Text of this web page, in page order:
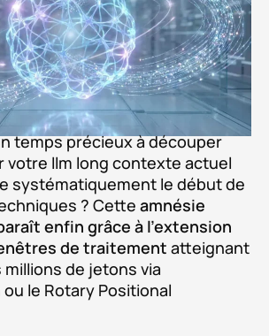
temps précieux à découper
votre llm long contexte actuel
systématiquement le début de
? Cette amnésie
enfin grâce à l'extension
de traitement atteignant
de jetons via
le Rotary Positional